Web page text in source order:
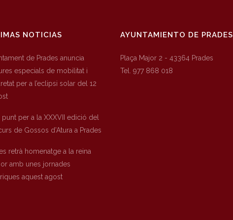
NOTICIAS
de Prades anuncia
especials de mobilitat i
per a l’eclipsi solar del 12
punt per a la XXXVII edició del
de Gossos d’Atura a Prades
retrà homenatge a la reina
amb unes jornades
aquest agost
AYUNTAMIENTO DE PRADES
Plaça Major 2 - 43364 Prades
Tel. 977 868 018